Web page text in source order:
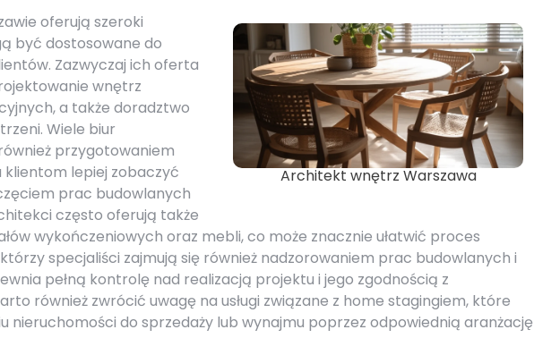
Architekt wnętrz Warszawa
oferują szeroki
być dostosowane do
Zazwyczaj ich oferta
wnętrz
a także doradztwo
Wiele biur
przygotowaniem
klientom lepiej zobaczyć
prac budowlanych
często oferują także
wykończeniowych oraz mebli, co może znacznie ułatwić proces
specjaliści zajmują się również nadzorowaniem prac budowlanych i
pełną kontrolę nad realizacją projektu i jego zgodnością z
również zwrócić uwagę na usługi związane z home stagingiem, które
nieruchomości do sprzedaży lub wynajmu poprzez odpowiednią aranżację